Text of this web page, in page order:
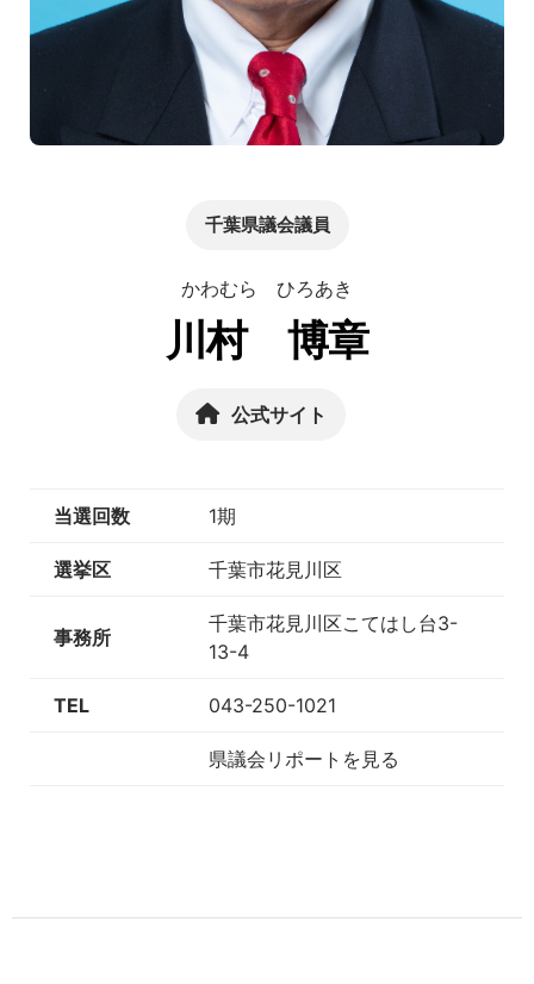
千葉県議会議員
かわむら ひろあき
川村 博章
公式サイト
当選回数 1期
選挙区 千葉市花見川区
事務所
千葉市花見川区こてはし台3-
13-4
TEL 043-250-1021
県議会リポートを見る